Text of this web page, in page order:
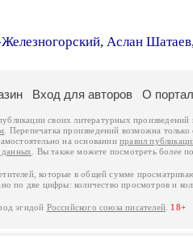
, Аслан Шатаев
Вход для авторов О
своих литературных
. Перепечатка произведений возможна
на основанииправил
данных . Вы также можете посмотреть более
которые в общей сумме
по две цифры: количество просмотров и
эгидой Российского союза писателей 18+